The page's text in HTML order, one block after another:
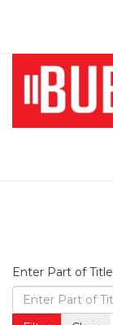
Enter Part of Title